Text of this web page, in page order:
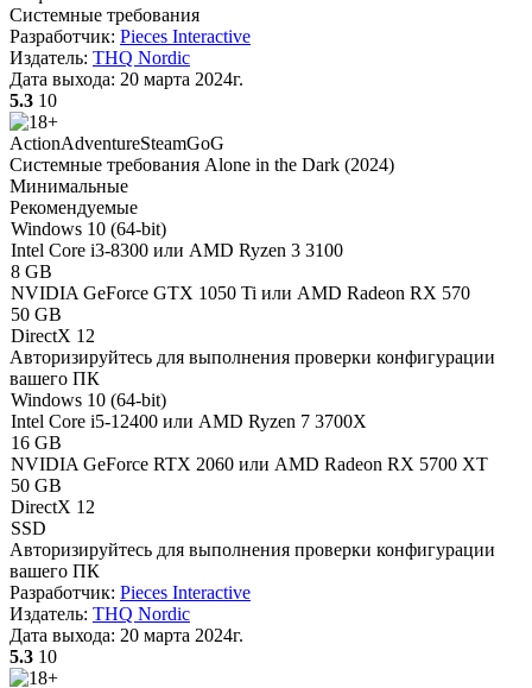
Системные требования
Разработчик: Pieces Interactive
Издатель: THQ Nordic
Дата выхода: 20 марта 2024г.
5.3 10
ActionAdventureSteamGoG
Системные требования Alone in the Dark (2024)
Минимальные
Рекомендуемые
Windows 10 (64-bit)
Intel Core i3-8300 или AMD Ryzen 3 3100
8 GB
NVIDIA GeForce GTX 1050 Ti или AMD Radeon RX 570
50 GB
DirectX 12
Авторизируйтесь для выполнения проверки конфигурации
вашего ПК
Windows 10 (64-bit)
Intel Core i5-12400 или AMD Ryzen 7 3700X
16 GB
NVIDIA GeForce RTX 2060 или AMD Radeon RX 5700 XT
50 GB
DirectX 12
SSD
Авторизируйтесь для выполнения проверки конфигурации
вашего ПК
Разработчик: Pieces Interactive
Издатель: THQ Nordic
Дата выхода: 20 марта 2024г.
5.3 10